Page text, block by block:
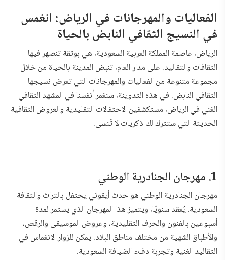
الفعاليات والمهرجانات في الرياض: انغمس
في النسيج الثقافي النابض بالحياة
الرياض، عاصمة المملكة العربية السعودية، هي بوتقة تنصهر فيها
الثقافات والتقاليد. على مدار العام، تنبض المدينة بالحياة من خلال
مجموعة متنوعة من الفعاليات والمهرجانات التي تعرض نسيجها
الثقافي النابض. في هذه التدوينة، سنغمر أنفسنا في المشهد الثقافي
الغني في الرياض، مستكشفين الاحتفالات التقليدية والعروض الثقافية
الحديثة التي ستترك لك ذكريات لا تُنسى.
1. مهرجان الجنادرية الوطني
مهرجان الجنادرية الوطني هو حدث أيقوني يحتفل بالتراث والثقافة
السعودية. يُعقد سنويًا، ويتميز هذا المهرجان الذي يستمر لمدة
أسبوعين بالفنون والحرف التقليدية، وعروض الموسيقى والرقص،
والأطباق الشهية من مختلف مناطق البلاد. يمكن للزوار الانغماس في
التقاليد الغنية وتجربة دفء الضيافة السعودية.